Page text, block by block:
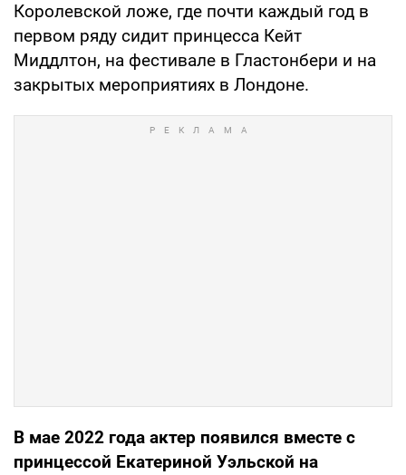
Королевской ложе, где почти каждый год в
первом ряду сидит принцесса Кейт
Миддлтон, на фестивале в Гластонбери и на
закрытых мероприятиях в Лондоне.
В мае 2022 года актер появился вместе с
принцессой Екатериной Уэльской на